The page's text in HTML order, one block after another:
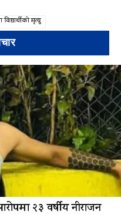
मृत्यु
२३ वर्षीय नीराजन